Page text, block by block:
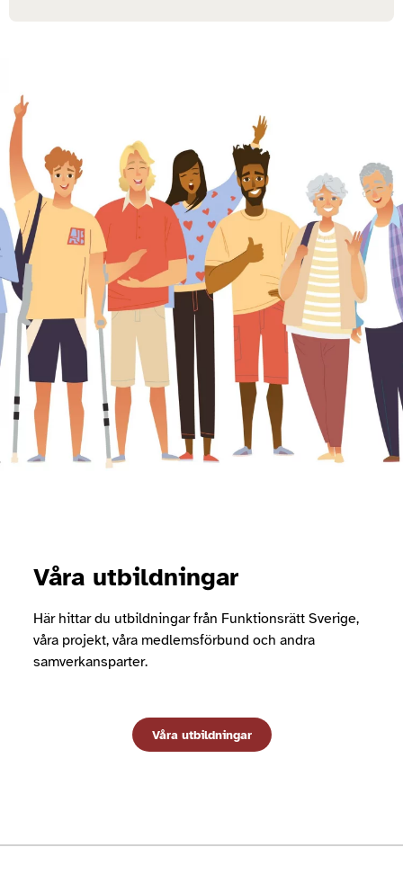
Våra utbildningar
Här hittar du utbildningar från Funktionsrätt Sverige,
våra projekt, våra medlemsförbund och andra
samverkansparter.
Våra utbildningar